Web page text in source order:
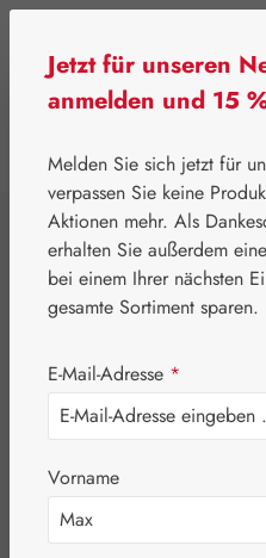
⌂ Gall
Bonsal®
Q-10
Bildergalerie überspringen
Jetzt für unseren
anmelden und 15
Melden Sie sich jetzt für
verpassen Sie keine
Aktionen mehr. Als
erhalten Sie außerdem
bei einem Ihrer nächsten
gesamte Sortiment sparen.
E-Mail-Adresse *
Vorname